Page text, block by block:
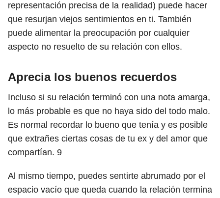
representación precisa de la realidad) puede hacer
que resurjan viejos sentimientos en ti. También
puede alimentar la preocupación por cualquier
aspecto no resuelto de su relación con ellos.
Aprecia los buenos recuerdos
Incluso si su relación terminó con una nota amarga,
lo más probable es que no haya sido del todo malo.
Es normal recordar lo bueno que tenía y es posible
que extrañes ciertas cosas de tu ex y del amor que
compartían. 9
Al mismo tiempo, puedes sentirte abrumado por el
espacio vacío que queda cuando la relación termina